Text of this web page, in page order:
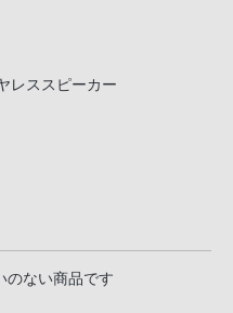
レススピーカー
ない商品です